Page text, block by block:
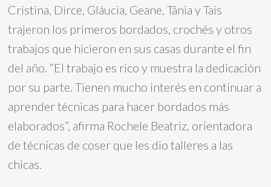
Cristina, Dirce, Gláucia, Geane, Tânia y Tais
trajeron los primeros bordados, crochés y otros
trabajos que hicieron en sus casas durante el fin
del año. “El trabajo es rico y muestra la dedicación
por su parte. Tienen mucho interés en continuar a
aprender técnicas para hacer bordados más
elaborados”, afirma Rochele Beatriz, orientadora
de técnicas de coser que les dio talleres a las
chicas.